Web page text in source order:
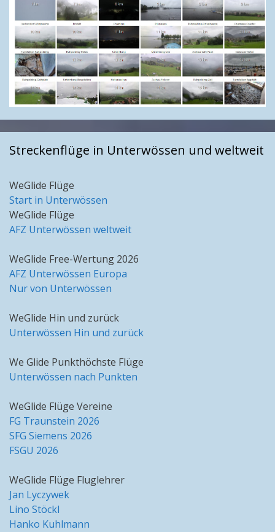
Streckenflüge in Unterwössen und weltweit
WeGlide Flüge
Start in Unterwössen
WeGlide Flüge
AFZ Unterwössen weltweit
WeGlide Free-Wertung 2026
AFZ Unterwössen Europa
Nur von Unterwössen
WeGlide Hin und zurück
Unterwössen Hin und zurück
We Glide Punkthöchste Flüge
Unterwössen nach Punkten
WeGlide Flüge Vereine
FG Traunstein 2026
SFG Siemens 2026
FSGU 2026
WeGlide Flüge Fluglehrer
Jan Lyczywek
Lino Stöckl
Hanko Kuhlmann